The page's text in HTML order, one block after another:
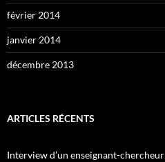
février 2014
janvier 2014
décembre 2013
ARTICLES RÉCENTS
Interview d’un enseignant-chercheur